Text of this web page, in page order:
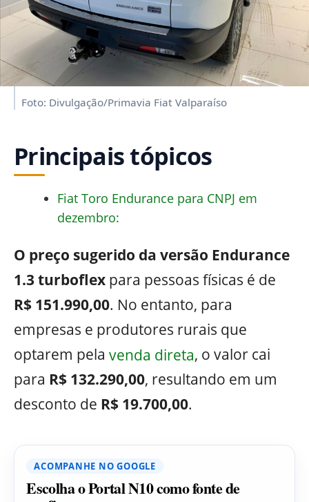
Foto: Divulgação/Primavia Fiat Valparaíso
Principais tópicos
Fiat Toro Endurance para CNPJ em
dezembro:
O preço sugerido da versão Endurance
1.3 turboflex para pessoas físicas é de
R$ 151.990,00. No entanto, para
empresas e produtores rurais que
optarem pela venda direta, o valor cai
para R$ 132.290,00, resultando em um
desconto de R$ 19.700,00.
ACOMPANHE NO GOOGLE
Escolha o Portal N10 como fonte de